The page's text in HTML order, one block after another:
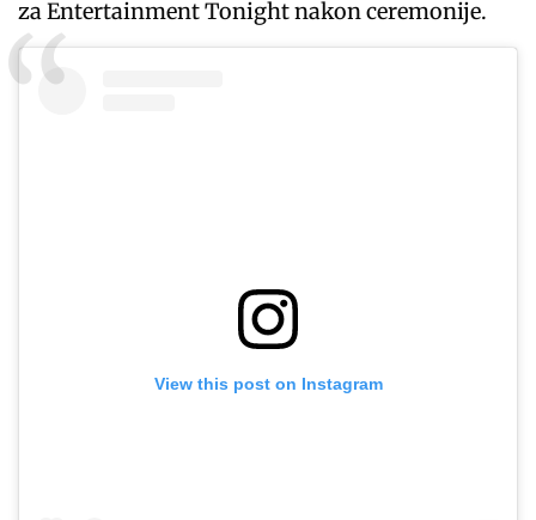
za Entertainment Tonight nakon ceremonije.
View this post on Instagram